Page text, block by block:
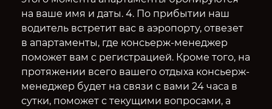
на ваше имя и даты. 4. По прибытии наш
водитель встретит вас в аэропорту, отвезет
в апартаменты, где консьерж-менеджер
поможет вам с регистрацией. Кроме того, на
протяжении всего вашего отдыха консьерж-
менеджер будет на связи с вами 24 часа в
сутки, поможет с текущими вопросами, а